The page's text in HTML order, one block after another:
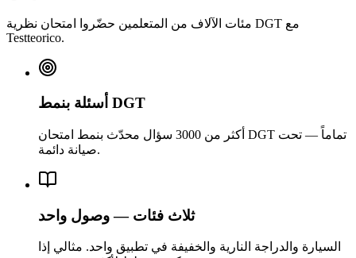
مئات الآلاف من المتعلمين حضّروا امتحان نظرية DGT مع
Testteorico.
أسئلة بنمط DGT
أكثر من 3000 سؤال محدّث بنمط امتحان DGT تماماً — تحت
صيانة دائمة.
ثلاث فئات — وصول واحد
السيارة والدراجة النارية والخفيفة في تطبيق واحد. مثالي إذا